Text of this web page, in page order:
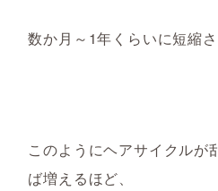
数か月～1年くらいに短縮
このようにヘアサイクルが
ば増えるほど、